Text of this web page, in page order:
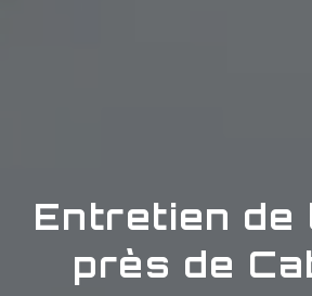
Entretien de
près de